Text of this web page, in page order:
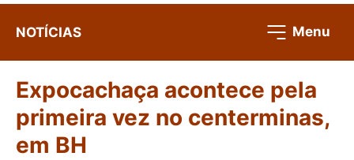
NOTÍCIAS Menu
Expocachaça acontece pela
primeira vez no centerminas,
em BH